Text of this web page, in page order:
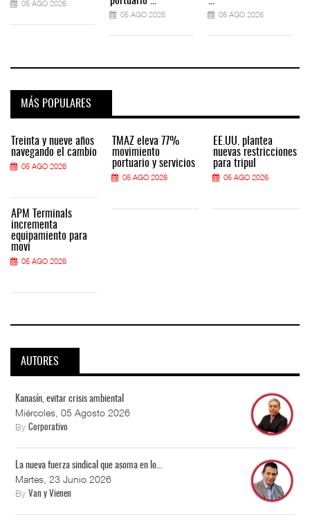
05 AGO 2026
05 AGO 2026 05 AGO 2026
MÁS POPULARES
Treinta y nueve años
navegando el cambio
05 AGO 2026
APM Terminals
incrementa
equipamiento para
movi
05 AGO 2026
TMAZ eleva 77%
movimiento
portuario y servicios
05 AGO 2026
EE.UU. plantea
nuevas restricciones
para tripul
05 AGO 2026
AUTORES
Kanasín, evitar crisis ambiental
Miércoles, 05 Agosto 2026
By Corporativo
La nueva fuerza sindical que asoma en lo...
Martes, 23 Junio 2026
By Van y Vienen